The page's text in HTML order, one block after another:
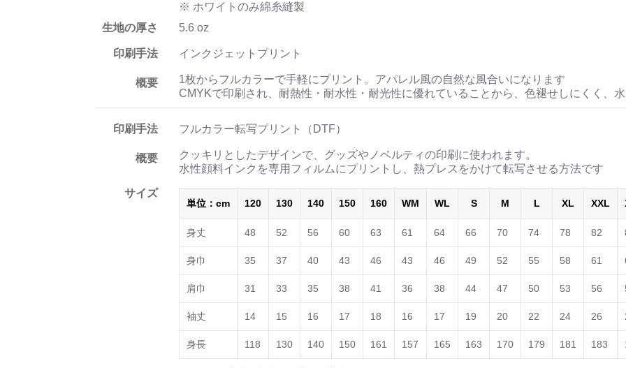
※ ホワイトのみ綿糸縫製
生地の厚さ
5.6 oz
印刷手法 インクジェットプリント
概要
1枚からフルカラーで手軽にプリント。アパレル風の自然な風合いになります
CMYKで印刷され、耐熱性・耐水性・耐光性に優れていることから、色褪せしにくく、
印刷手法 フルカラー転写プリント（DTF）
概要
クッキリとしたデザインで、グッズやノベルティの印刷に使われます。
水性顔料インクを専用フィルムにプリントし、熱プレスをかけて転写させる方法です
サイズ
単位：cm 120 130 140 150 160 WM WL S M L XL XXL
身丈 48 52 56 60 63 61 64 66 70 74 78 82
身巾 35 37 40 43 46 43 46 49 52 55 58 61
肩巾 31 33 35 38 41 36 38 44 47 50 53 56
袖丈 14 15 16 17 18 16 17 19 20 22 24 26
身長 118 130 140 150 161 157 165 163 170 179 181 183